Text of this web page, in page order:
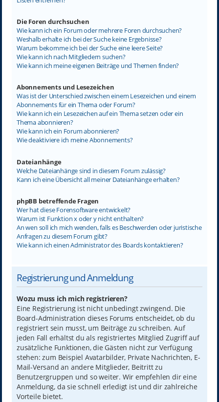
Die Foren durchsuchen
Wie kann ich ein Forum oder mehrere Foren durchsuchen?
Weshalb erhalte ich bei der Suche keine Ergebnisse?
Warum bekomme ich bei der Suche eine leere Seite?
Wie kann ich nach Mitgliedern suchen?
Wie kann ich meine eigenen Beiträge und Themen finden?
Abonnements und Lesezeichen
Was ist der Unterschied zwischen einem Lesezeichen und einem
Abonnements für ein Thema oder Forum?
Wie kann ich ein Lesezeichen auf ein Thema setzen oder ein
Thema abonnieren?
Wie kann ich ein Forum abonnieren?
Wie deaktiviere ich meine Abonnements?
Dateianhänge
Welche Dateianhänge sind in diesem Forum zulässig?
Kann ich eine Übersicht all meiner Dateianhänge erhalten?
phpBB betreffende Fragen
Wer hat diese Forensoftware entwickelt?
Warum ist Funktion x oder y nicht enthalten?
An wen soll ich mich wenden, falls es Beschwerden oder juristische
Anfragen zu diesem Forum gibt?
Wie kann ich einen Administrator des Boards kontaktieren?
Registrierung und Anmeldung
Wozu muss ich mich registrieren?
Eine Registrierung ist nicht unbedingt zwingend. Die
Board-Administration dieses Forums entscheidet, ob du
registriert sein musst, um Beiträge zu schreiben. Auf
jeden Fall erhältst du als registriertes Mitglied Zugriff auf
zusätzliche Funktionen, die Gästen nicht zur Verfügung
stehen: zum Beispiel Avatarbilder, Private Nachrichten, E-
Mail-Versand an andere Mitglieder, Beitritt zu
Benutzergruppen und so weiter. Wir empfehlen dir eine
Anmeldung, da sie schnell erledigt ist und dir zahlreiche
Vorteile bietet.